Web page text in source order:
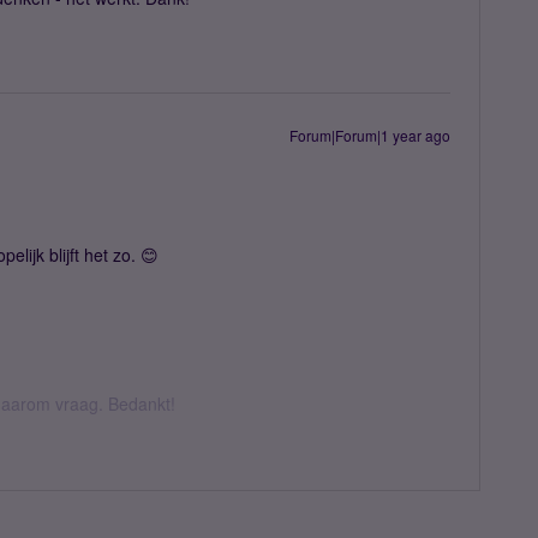
Forum|Forum|1 year ago
blijft het zo. 😊
vraag. Bedankt!